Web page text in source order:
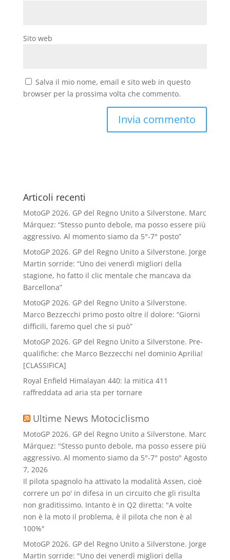
Sito web
Salva il mio nome, email e sito web in questo
browser per la prossima volta che commento.
Articoli recenti
MotoGP 2026. GP del Regno Unito a Silverstone. Marc
Márquez: “Stesso punto debole, ma posso essere più
aggressivo. Al momento siamo da 5°-7° posto”
MotoGP 2026. GP del Regno Unito a Silverstone. Jorge
Martin sorride: “Uno dei venerdì migliori della
stagione, ho fatto il clic mentale che mancava da
Barcellona”
MotoGP 2026. GP del Regno Unito a Silverstone.
Marco Bezzecchi primo posto oltre il dolore: “Giorni
difficili, faremo quel che si può”
MotoGP 2026. GP del Regno Unito a Silverstone. Pre-
qualifiche: che Marco Bezzecchi nel dominio Aprilia!
[CLASSIFICA]
Royal Enfield Himalayan 440: la mitica 411
raffreddata ad aria sta per tornare
Ultime News Motociclismo
MotoGP 2026. GP del Regno Unito a Silverstone. Marc
Márquez: "Stesso punto debole, ma posso essere più
aggressivo. Al momento siamo da 5°-7° posto" Agosto
7, 2026
Il pilota spagnolo ha attivato la modalità Assen, cioè
correre un po' in difesa in un circuito che gli risulta
non graditissimo. Intanto è in Q2 diretta: "A volte
non è la moto il problema, è il pilota che non è al
100%"
MotoGP 2026. GP del Regno Unito a Silverstone. Jorge
Martin sorride: "Uno dei venerdì migliori della